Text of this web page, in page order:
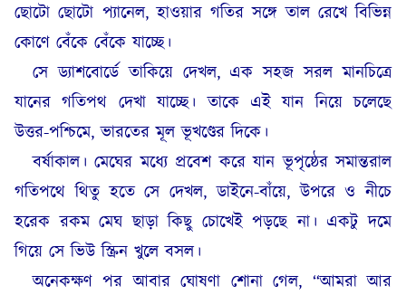
ছোটো ছোটো প্যানেল, হাওয়ার গতির সঙ্গে তাল রেখে বিভিন্ন
কোণে বেঁকে বেঁকে যাচ্ছে।
সে ড্যাশবোর্ডে তাকিয়ে দেখল, এক সহজ সরল মানচিত্রে
যানের গতিপথ দেখা যাচ্ছে। তাকে এই যান নিয়ে চলেছে
উত্তর-পশ্চিমে, ভারতের মূল ভূখণ্ডের দিকে।
বর্ষাকাল। মেঘের মধ্যে প্রবেশ করে যান ভূপৃষ্ঠের সমান্তরাল
গতিপথে থিতু হতে সে দেখল, ডাইনে-বাঁয়ে, উপরে ও নীচে
হরেক রকম মেঘ ছাড়া কিছু চোখেই পড়ছে না। একটু দমে
গিয়ে সে ভিউ স্ক্রিন খুলে বসল।
অনেকক্ষণ পর আবার ঘোষণা শোনা গেল, “আমরা আর